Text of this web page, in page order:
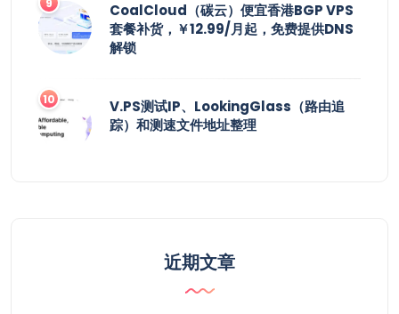
CoalCloud（碳云）便宜香港BGP VPS
套餐补货，￥12.99/月起，免费提供DNS
解锁
V.PS测试IP、LookingGlass（路由追
踪）和测速文件地址整理
近期文章